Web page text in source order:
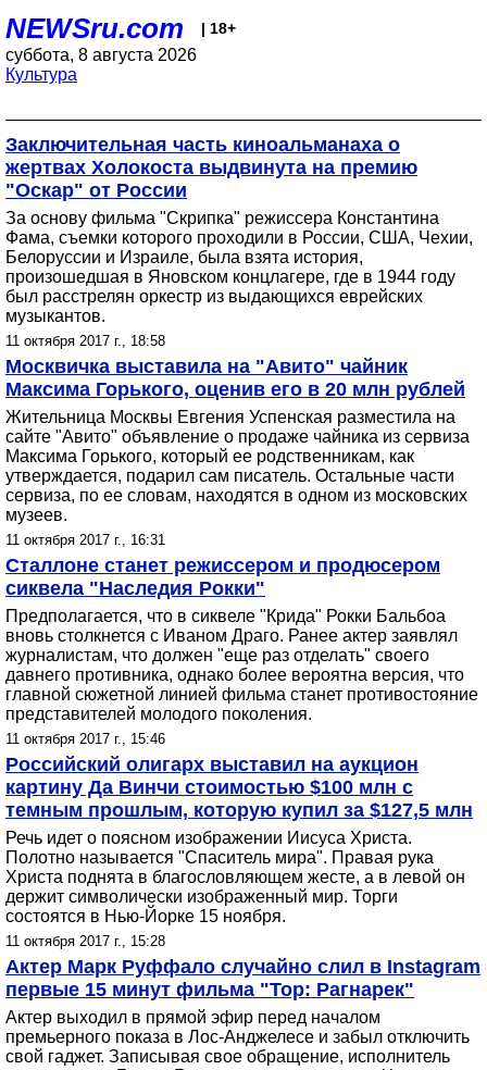
NEWSru.com | 18+
суббота, 8 августа 2026
Культура
Заключительная часть киноальманаха о
жертвах Холокоста выдвинута на премию
"Оскар" от России
За основу фильма "Скрипка" режиссера Константина
Фама, съемки которого проходили в России, США, Чехии,
Белоруссии и Израиле, была взята история,
произошедшая в Яновском концлагере, где в 1944 году
был расстрелян оркестр из выдающихся еврейских
музыкантов.
11 октября 2017 г., 18:58
Москвичка выставила на "Авито" чайник
Максима Горького, оценив его в 20 млн рублей
Жительница Москвы Евгения Успенская разместила на
сайте "Авито" объявление о продаже чайника из сервиза
Максима Горького, который ее родственникам, как
утверждается, подарил сам писатель. Остальные части
сервиза, по ее словам, находятся в одном из московских
музеев.
11 октября 2017 г., 16:31
Сталлоне станет режиссером и продюсером
сиквела "Наследия Рокки"
Предполагается, что в сиквеле "Крида" Рокки Бальбоа
вновь столкнется с Иваном Драго. Ранее актер заявлял
журналистам, что должен "еще раз отделать" своего
давнего противника, однако более вероятна версия, что
главной сюжетной линией фильма станет противостояние
представителей молодого поколения.
11 октября 2017 г., 15:46
Российский олигарх выставил на аукцион
картину Да Винчи стоимостью $100 млн с
темным прошлым, которую купил за $127,5 млн
Речь идет о поясном изображении Иисуса Христа.
Полотно называется "Спаситель мира". Правая рука
Христа поднята в благословляющем жесте, а в левой он
держит символически изображенный мир. Торги
состоятся в Нью-Йорке 15 ноября.
11 октября 2017 г., 15:28
Актер Марк Руффало случайно слил в Instagram
первые 15 минут фильма "Тор: Рагнарек"
Актер выходил в прямой эфир перед началом
премьерного показа в Лос-Анджелесе и забыл отключить
свой гаджет. Записывая свое обращение, исполнитель